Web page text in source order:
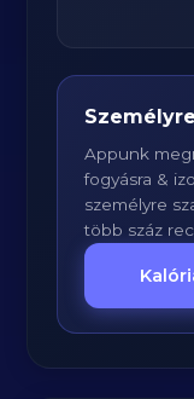
Appunk
fogyásra &
személyre
több száz